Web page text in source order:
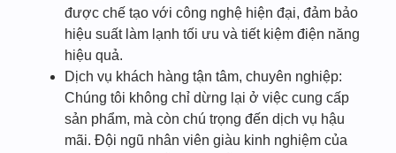
được chế tạo với công nghệ hiện đại, đảm bảo
hiệu suất làm lạnh tối ưu và tiết kiệm điện năng
hiệu quả.
Dịch vụ khách hàng tận tâm, chuyên nghiệp:
Chúng tôi không chỉ dừng lại ở việc cung cấp
sản phẩm, mà còn chú trọng đến dịch vụ hậu
mãi. Đội ngũ nhân viên giàu kinh nghiệm của